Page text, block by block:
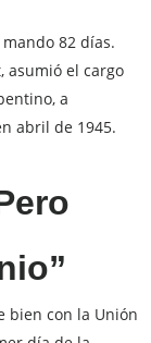
82 días.
asumió el cargo
a
abril de 1945.
bien con la Unión